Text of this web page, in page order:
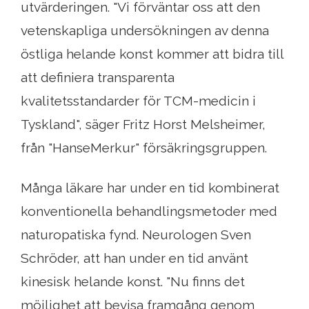
utvärderingen. "Vi förväntar oss att den
vetenskapliga undersökningen av denna
östliga helande konst kommer att bidra till
att definiera transparenta
kvalitetsstandarder för TCM-medicin i
Tyskland", säger Fritz Horst Melsheimer,
från "HanseMerkur" försäkringsgruppen.
Många läkare har under en tid kombinerat
konventionella behandlingsmetoder med
naturopatiska fynd. Neurologen Sven
Schröder, att han under en tid använt
kinesisk helande konst. "Nu finns det
möjlighet att bevisa framgång genom